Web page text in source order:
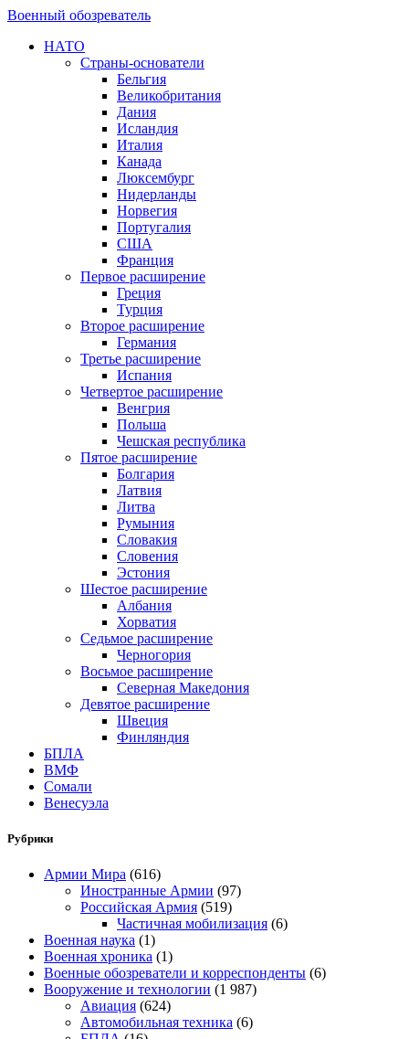
Военный обозреватель
НАТО
Страны-основатели
Бельгия
Великобритания
Дания
Исландия
Италия
Канада
Люксембург
Нидерланды
Норвегия
Португалия
США
Франция
Первое расширение
Греция
Турция
Второе расширение
Германия
Третье расширение
Испания
Четвертое расширение
Венгрия
Польша
Чешская республика
Пятое расширение
Болгария
Латвия
Литва
Румыния
Словакия
Словения
Эстония
Шестое расширение
Албания
Хорватия
Седьмое расширение
Черногория
Восьмое расширение
Северная Македония
Девятое расширение
Швеция
Финляндия
БПЛА
ВМФ
Сомали
Венесуэла
Рубрики
Армии Мира (616)
Иностранные Армии (97)
Российская Армия (519)
Частичная мобилизация (6)
Военная наука (1)
Военная хроника (1)
Военные обозреватели и корреспонденты (6)
Вооружение и технологии (1 987)
Авиация (624)
Автомобильная техника (6)